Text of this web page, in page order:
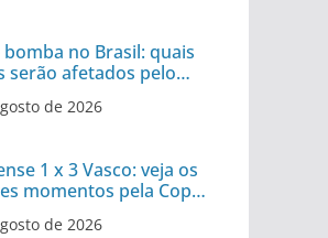
bomba no Brasil: quais
serão afetados pelo
de 2026
1 x 3 Vasco: veja os
momentos pela Copa
de 2026